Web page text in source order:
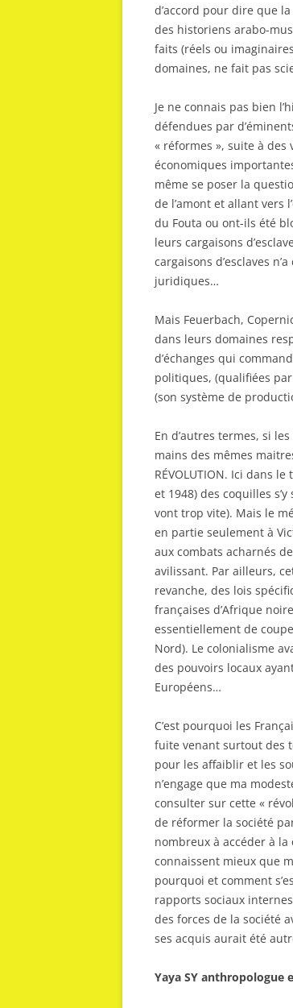
d’accord pour dire que
des historiens arabo-
faits (réels ou
domaines, ne fait pas
Je ne connais pas bien
défendues par
« réformes », suite à
économiques
même se poser la
de l’amont et allant vers
du Fouta ou ont-ils été
leurs cargaisons
cargaisons d’esclaves
juridiques…
Mais Feuerbach,
dans leurs domaines
d’échanges qui
politiques, (qualifiées
(son système de
En d’autres termes, si
mains des mêmes
RÉVOLUTION. Ici dans
et 1948) des coquilles
vont trop vite). Mais le
en partie seulement à
aux combats acharnés
avilissant. Par ailleurs,
revanche, des lois
françaises d’Afrique
essentiellement de
Nord). Le colonialisme
des pouvoirs locaux
Européens…
C’est pourquoi les
fuite venant surtout des
pour les affaiblir et les
n’engage que ma
consulter sur cette «
de réformer la société
nombreux à accéder à la
connaissent mieux que
pourquoi et comment
rapports sociaux
des forces de la société
ses acquis aurait été
Yaya SY anthropologue